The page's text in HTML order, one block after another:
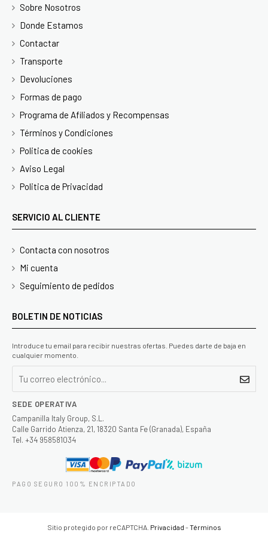
Sobre Nosotros
Donde Estamos
Contactar
Transporte
Devoluciones
Formas de pago
Programa de Afiliados y Recompensas
Términos y Condiciones
Politica de cookies
Aviso Legal
Politica de Privacidad
SERVICIO AL CLIENTE
Contacta con nosotros
Mi cuenta
Seguimiento de pedidos
BOLETIN DE NOTICIAS
Introduce tu email para recibir nuestras ofertas. Puedes darte de baja en
cualquier momento.
SEDE OPERATIVA
Campanilla Italy Group, S.L.
Calle Garrido Atienza, 21, 18320 Santa Fe (Granada), España
Tel. +34 958581034
PAGO SEGURO 100% ENCRIPTADO
Sitio protegido por reCAPTCHA. Privacidad -Términos